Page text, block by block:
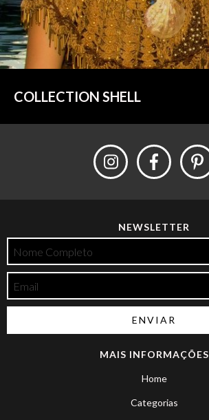
COLLECTION SHELL
NEWSLETTER
MAIS INFORMAÇÕES
Home
Categorias